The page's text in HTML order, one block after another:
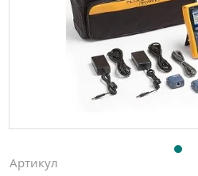
Артикул